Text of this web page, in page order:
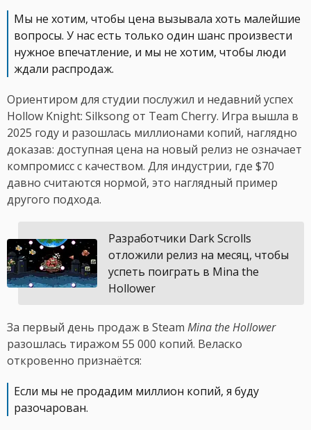
Мы не хотим, чтобы цена вызывала хоть малейшие
вопросы. У нас есть только один шанс произвести
нужное впечатление, и мы не хотим, чтобы люди
ждали распродаж.
Ориентиром для студии послужил и недавний успех
Hollow Knight: Silksong от Team Cherry. Игра вышла в
2025 году и разошлась миллионами копий, наглядно
доказав: доступная цена на новый релиз не означает
компромисс с качеством. Для индустрии, где $70
давно считаются нормой, это наглядный пример
другого подхода.
Разработчики Dark Scrolls
отложили релиз на месяц, чтобы
успеть поиграть в Mina the
Hollower
За первый день продаж в Steam Mina the Hollower
разошлась тиражом 55 000 копий. Веласко
откровенно признаётся:
Если мы не продадим миллион копий, я буду
разочарован.